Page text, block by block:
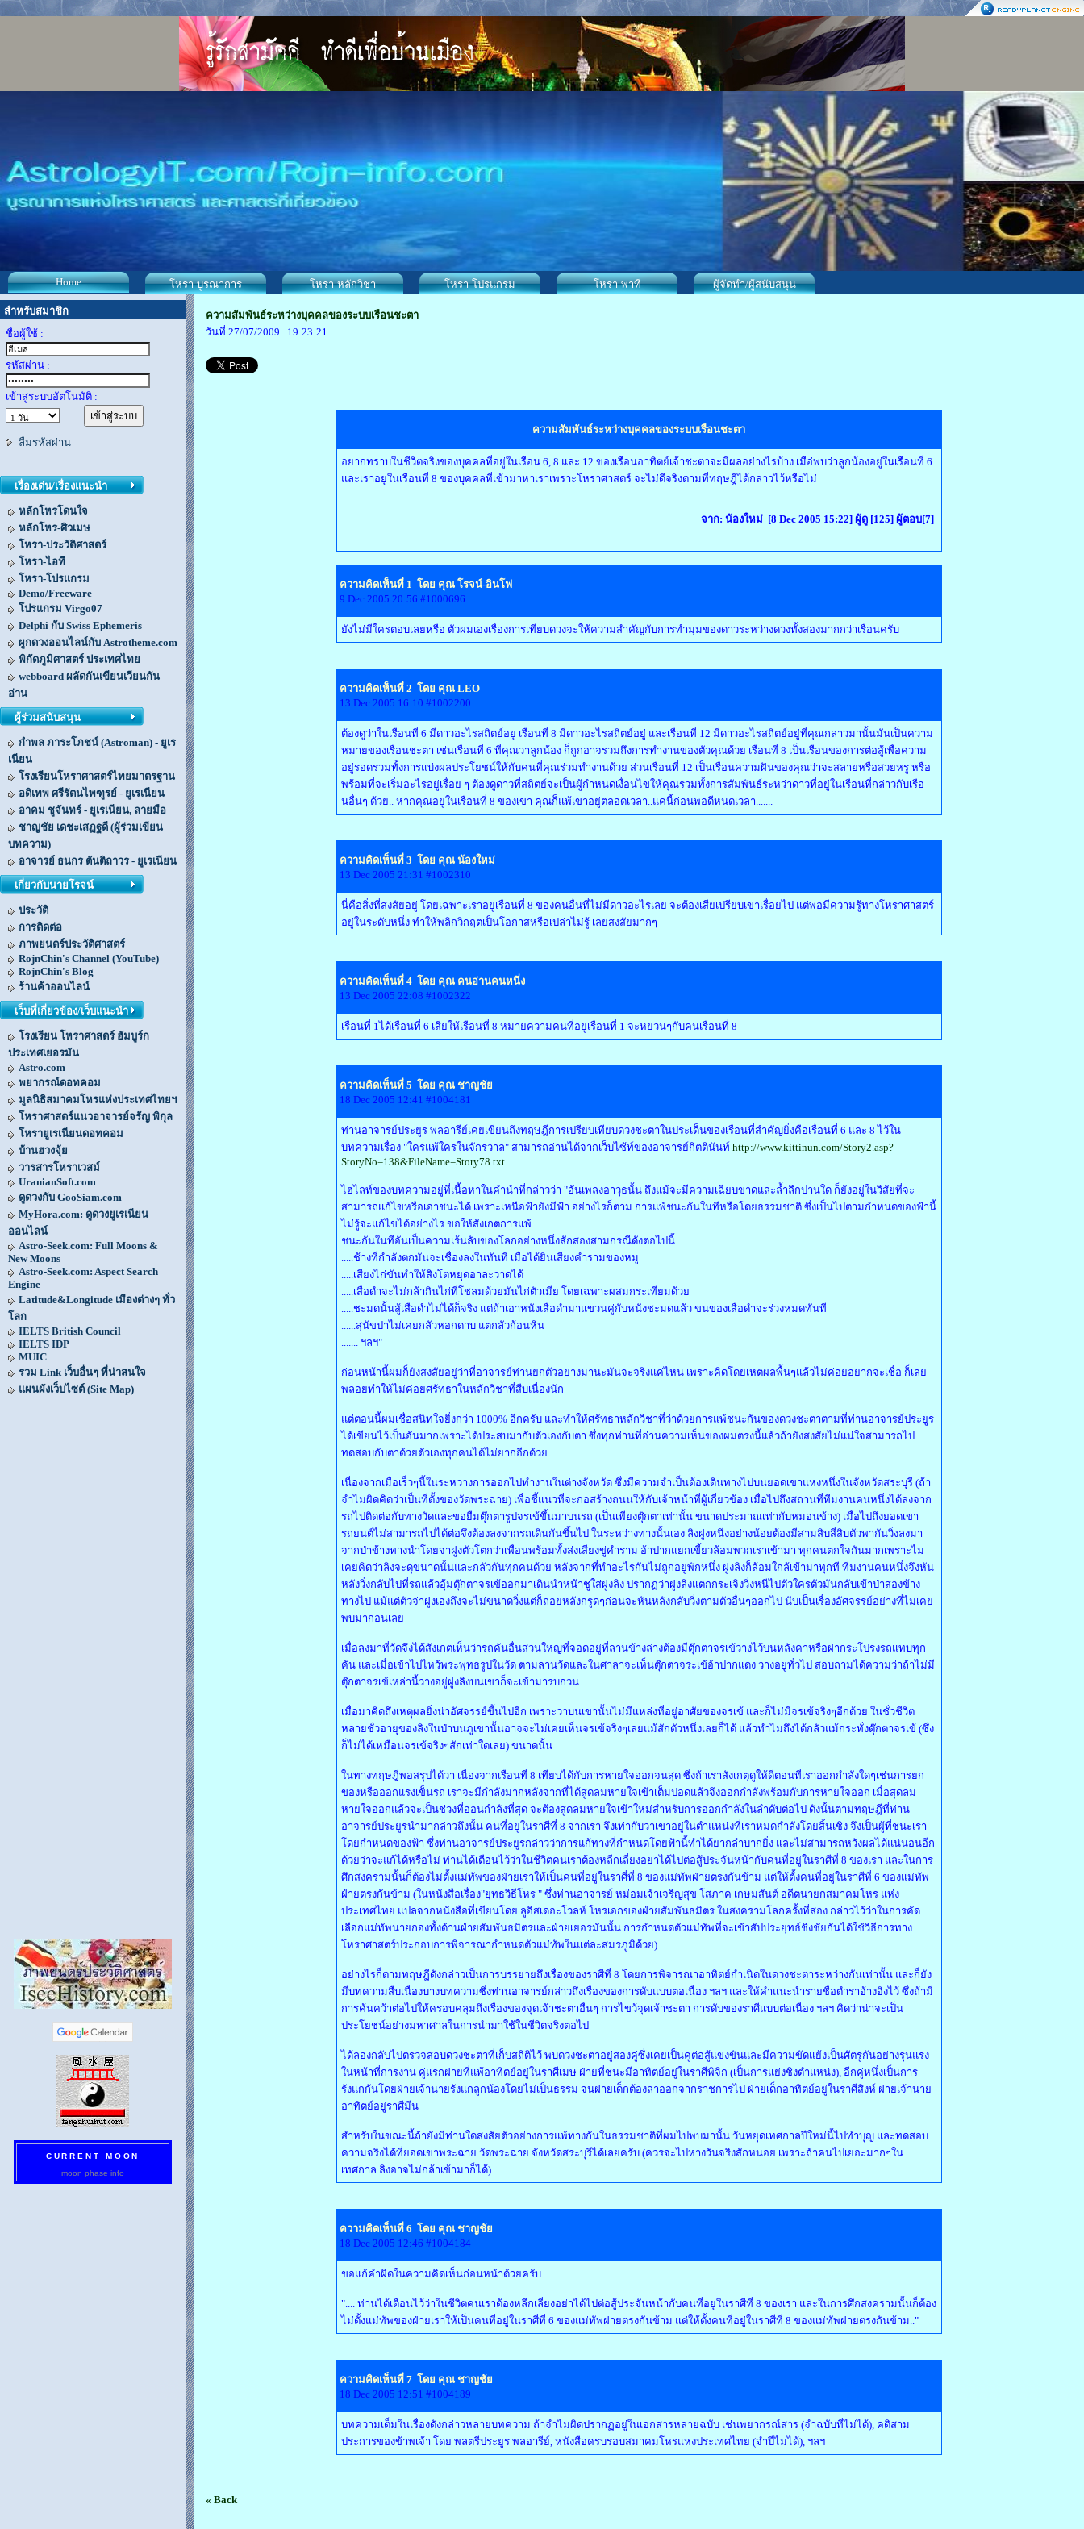
Home โหรา-บูรณาการ โหรา-หลักวิชา โหรา-โปรแกรม โหรา-พาที ผู้จัดทำ/ผู้สนับสนุน
สำหรับสมาชิก
ชื่อผู้ใช้ :
รหัสผ่าน :
เข้าสู่ระบบอัตโนมัติ :
ลืมรหัสผ่าน
เรื่องเด่น/เรื่องแนะนำ
หลักโหรโดนใจ
หลักโหร-ศิวเมษ
โหรา-ประวัติศาสตร์
โหรา-ไอที
โหรา-โปรแกรม
Demo/Freeware
โปรแกรม Virgo07
Delphi กับ Swiss Ephemeris
ผูกดวงออนไลน์กับ Astrotheme.com
พิกัดภูมิศาสตร์ ประเทศไทย
webboard ผลัดกันเขียนเวียนกัน
อ่าน
ผู้ร่วมสนับสนุน
กำพล ภาระโภชน์ (Astroman) - ยูเร
เนียน
โรงเรียนโหราศาสตร์ไทยมาตรฐาน
อดิเทพ ศรีรัตนไพฑูรย์ - ยูเรเนียน
อาคม ชูจันทร์ - ยูเรเนียน, ลายมือ
ชาญชัย เดชะเสฏฐดี (ผู้ร่วมเขียน
บทความ)
อาจารย์ ธนกร ตันติถาวร - ยูเรเนียน
เกี่ยวกับนายโรจน์
ประวัติ
การติดต่อ
ภาพยนตร์ประวัติศาสตร์
RojnChin's Channel (YouTube)
RojnChin's Blog
ร้านค้าออนไลน์
เว็บที่เกี่ยวข้อง/เว็บแนะนำ
โรงเรียน โหราศาสตร์ ฮัมบูร์ก
ประเทศเยอรมัน
Astro.com
พยากรณ์ดอทคอม
มูลนิธิสมาคมโหรแห่งประเทศไทยฯ
โหราศาสตร์แนวอาจารย์จรัญ พิกุล
โหรายูเรเนียนดอทคอม
บ้านฮวงจุ้ย
วารสารโหราเวสม์
UranianSoft.com
ดูดวงกับ GooSiam.com
MyHora.com: ดูดวงยูเรเนียน
ออนไลน์
Astro-Seek.com: Full Moons &
New Moons
Astro-Seek.com: Aspect Search
Engine
Latitude&Longitude เมืองต่างๆ ทั่ว
โลก
IELTS British Council
IELTS IDP
MUIC
รวม Link เว็บอื่นๆ ที่น่าสนใจ
แผนผังเว็บไซต์ (Site Map)
CURRENT MOON
moon phase info
ความสัมพันธ์ระหว่างบุคคลของระบบเรือนชะตา
วันที่ 27/07/2009 19:23:21
ความสัมพันธ์ระหว่างบุคคลของระบบเรือนชะตา
อยากทราบในชีวิตจริงของบุคคลที่อยู่ในเรือน 6, 8 และ 12 ของเรือนอาทิตย์เจ้าชะตาจะมีผลอย่างไรบ้าง เมือ่พบว่าลูกน้องอยู่ในเรือนที่ 6
และเราอยู่ในเรือนที่ 8 ของบุคคลที่เข้ามาหาเราเพราะโหราศาสตร์ จะไม่ดีจริงตามที่ทฤษฎีได้กล่าวไว้หรือไม่
จาก: น้องใหม่ [8 Dec 2005 15:22] ผู้ดู [125] ผู้ตอบ[7]
ความคิดเห็นที่ 1 โดย คุณ โรจน์-อินโฟ
9 Dec 2005 20:56 #1000696
ยังไม่มีใครตอบเลยหรือ ตัวผมเองเรื่องการเทียบดวงจะให้ความสำคัญกับการทำมุมของดาวระหว่างดวงทั้งสองมากกว่าเรือนครับ
ความคิดเห็นที่ 2 โดย คุณ LEO
13 Dec 2005 16:10 #1002200
ต้องดูว่าในเรือนที่ 6 มีดาวอะไรสถิตย์อยู่ เรือนที่ 8 มีดาวอะไรสถิตย์อยู่ และเรือนที่ 12 มีดาวอะไรสถิตย์อยู่ที่คุณกล่าวมานั้นมันเป็นความ
หมายของเรือนชะตา เช่นเรือนที่ 6 ที่คุณว่าลูกน้อง ก็ถูกอาจรวมถึงการทำงานของตัวคุณด้วย เรือนที่ 8 เป็นเรือนของการต่อสู้เพื่อความ
อยู่รอดรวมทั้งการแบ่งผลประโยชน์ให้กับคนที่คุณร่วมทำงานด้วย ส่วนเรือนที่ 12 เป็นเรือนความฝันของคุณว่าจะสลายหรือสวยหรู หรือ
พร้อมที่จะเริ่มอะไรอยู่เรื่อย ๆ ต้องดูดาวที่สถิตย์จะเป็นผู้กำหนดเงื่อนไขให้คุณรวมทั้งการสัมพันธ์ระหว่าดาวที่อยู่ในเรือนที่กล่าวกับเรือ
นอื่นๆ ด้วย.. หากคุณอยู่ในเรือนที่ 8 ของเขา คุณก็แพ้เขาอยู่ตลอดเวลา..แค่นี้ก่อนพอดีหนดเวลา.......
ความคิดเห็นที่ 3 โดย คุณ น้องใหม่
13 Dec 2005 21:31 #1002310
นี่คือสิ่งที่สงสัยอยู่ โดยเฉพาะเราอยู่เรือนที่ 8 ของคนอื่นที่ไม่มีดาวอะไรเลย จะต้องเสียเปรียบเขาเรื่อยไป แต่พอมีความรู้ทางโหราศาสตร์
อยู่ในระดับหนึ่ง ทำให้พลิกวิกฤตเป็นโอกาสหรือเปล่าไม่รู้ เลยสงสัยมากๆ
ความคิดเห็นที่ 4 โดย คุณ คนอ่านคนหนึ่ง
13 Dec 2005 22:08 #1002322
เรือนที่ 1ได้เรือนที่ 6 เสียให้เรือนที่ 8 หมายความคนที่อยู่เรือนที่ 1 จะหยวนๆกับคนเรือนที่ 8
ความคิดเห็นที่ 5 โดย คุณ ชาญชัย
18 Dec 2005 12:41 #1004181
ท่านอาจารย์ประยูร พลอารีย์เคยเขียนถึงทฤษฎีการเปรียบเทียบดวงชะตาในประเด็นของเรือนที่สำคัญยิ่งคือเรื่อนที่ 6 และ 8 ไว้ใน
บทความเรื่อง "ใครแพ้ใครในจักรวาล" สามารถอ่านได้จากเว็บไซ้ท์ของอาจารย์กิตตินันท์ http://www.kittinun.com/Story2.asp?
StoryNo=138&FileName=Story78.txt
ไฮไลท์ของบทความอยู่ที่เนื้อหาในคำนำที่กล่าวว่า "อันเพลงอาวุธนั้น ถึงแม้จะมีความเฉียบขาดและล้ำลึกปานใด ก็ยังอยู่ในวิสัยที่จะ
สามารถแก้ไขหรือเอาชนะได้ เพราะเหนือฟ้ายังมีฟ้า อย่างไรก็ตาม การแพ้ชนะกันในทีหรือโดยธรรมชาติ ซึ่งเป็นไปตามกำหนดของฟ้านี้
ไม่รู้จะแก้ไขได้อย่างไร ขอให้สังเกตการแพ้
ชนะกันในทีอันเป็นความเร้นลับของโลกอย่างหนึ่งสักสองสามกรณีดังต่อไปนี้
.....ช้างที่กำลังตกมันจะเชื่องลงในทันที เมื่อได้ยินเสียงคำรามของหมู
.....เสียงไก่ขันทำให้สิงโตหยุดอาละวาดได้
.....เสือดำจะไม่กล้ากินไก่ที่โชลมด้วยมันไก่ตัวเมีย โดยเฉพาะผสมกระเทียมด้วย
.....ชะมดนั้นสู้เสือดำไม่ได้ก็จริง แต่ถ้าเอาหนังเสือดำมาแขวนคู่กับหนังชะมดแล้ว ขนของเสือดำจะร่วงหมดทันที
......สุนัขป่าไม่เคยกลัวหอกดาบ แต่กลัวก้อนหิน
....... ฯลฯ"
ก่อนหน้านี้ผมก็ยังสงสัยอยู่ว่าที่อาจารย์ท่านยกตัวอย่างมานะมันจะจริงแค่ไหน เพราะคิดโดยเหตผลพื้นๆแล้วไม่ค่อยอยากจะเชื่อ ก็เลย
พลอยทำให้ไม่ค่อยศรัทธาในหลักวิชาที่สืบเนื่องนัก
แต่ตอนนี้ผมเชื่อสนิทใจยิ่งกว่า 1000% อีกครับ และทำให้ศรัทธาหลักวิชาที่ว่าด้วยการแพ้ชนะกันของดวงชะตาตามที่ท่านอาจารย์ประยูร
ได้เขียนไว้เป็นอันมากเพราะได้ประสบมากับตัวเองกับตา ซึ่งทุกท่านที่อ่านความเห็นของผมตรงนี้แล้วถ้ายังสงสัยไม่แน่ใจสามารถไป
ทดสอบกับตาด้วยตัวเองทุกคนได้ไม่ยากอีกด้วย
เนื่องจากเมื่อเร็วๆนี้ในระหว่างการออกไปทำงานในต่างจังหวัด ซึ่งมีความจำเป็นต้องเดินทางไปบนยอดเขาแห่งหนึ่งในจังหวัดสระบุรี (ถ้า
จำไม่ผิดคิดว่าเป็นที่ตั้งของวัดพระฉาย) เพื่อชี้แนวที่จะก่อสร้างถนนให้กับเจ้าหน้าที่ผู้เกี่ยวข้อง เมื่อไปถึงสถานที่ทีมงานคนหนึ่งได้ลงจาก
รถไปติดต่อกับทางวัดและขอยืมตุ๊กตารูปจรเข้ขึ้นมาบนรถ (เป็นเพียงตุ๊กตาเท่านั้น ขนาดประมาณเท่ากับหมอนข้าง) เมื่อไปถึงยอดเขา
รถยนต์ไม่สามารถไปได้ต่อจึงต้องลงจากรถเดินกันขึ้นไป ในระหว่างทางนั้นเอง ลิงฝูงหนึ่งอย่างน้อยต้องมีสามสิบสี่สิบตัวพากันวิ่งลงมา
จากป่าข้างทางนำโดยจ่าฝูงตัวโตกว่าเพื่อนพร้อมทั้งส่งเสียงขู่คำราม อ้าปากแยกเขี้ยวล้อมพวกเราเข้ามา ทุกคนตกใจกันมากเพราะไม่
เคยคิดว่าลิงจะดุขนาดนั้นและกลัวกันทุกคนด้วย หลังจากที่ทำอะไรกันไม่ถูกอยู่พักหนึ่ง ฝูงลิงก็ล้อมใกล้เข้ามาทุกที ทีมงานคนหนึ่งจึงหัน
หลังวิ่งกลับไปที่รถแล้วอุ้มตุ๊กตาจรเข้ออกมาเดินนำหน้าชูใส่ฝูงลิง ปรากฏว่าฝูงลิงแตกกระเจิงวิ่งหนีไปตัวใครตัวมันกลับเข้าป่าสองข้าง
ทางไป แม้แต่ตัวจ่าฝูงเองถึงจะไม่ขนาดวิ่งแต่ก็ถอยหลังกรูดๆก่อนจะหันหลังกลับวิ่งตามตัวอื่นๆออกไป นับเป็นเรื่องอัศจรรย์อย่างที่ไม่เคย
พบมาก่อนเลย
เมื่อลงมาที่วัดจึงได้สังเกตเห็นว่ารถคันอื่นส่วนใหญ่ที่จอดอยู่ที่ลานข้างล่างต้องมีตุ๊กตาจรเข้วางไว้บนหลังคาหรือฝากระโปรงรถแทบทุก
คัน และเมื่อเข้าไปไหว้พระพุทธรูปในวัด ตามลานวัดและในศาลาจะเห็นตุ๊กตาจระเข้อ้าปากแดง วางอยู่ทั่วไป สอบถามได้ความว่าถ้าไม่มี
ตุ๊กตาจรเข้เหล่านี้วางอยู่ฝูงลิงบนเขาก็จะเข้ามารบกวน
เมื่อมาคิดถึงเหตุผลยิ่งน่าอัศจรรย์ขี้นไปอีก เพราะว่าบนเขานั้นไม่มีแหล่งที่อยู่อาศัยของจรเข้ และก็ไม่มีจรเข้จริงๆอีกด้วย ในชั่วชีวิต
หลายชั่วอายุของลิงในป่าบนภูเขานั้นอาจจะไม่เคยเห็นจรเข้จริงๆเลยแม้สักตัวหนึ่งเลยก็ได้ แล้วทำไมถึงได้กลัวแม้กระทั่งตุ๊กตาจรเข้ (ซึ่ง
ก็ไม่ได้เหมือนจรเข้จริงๆสักเท่าใดเลย) ขนาดนั้น
ในทางทฤษฎีพอสรุปได้ว่า เนื่องจากเรือนที่ 8 เทียบได้กับการหายใจออกจนสุด ซึ่งถ้าเราสังเกตุดูให้ดีตอนที่เราออกกำลังใดๆเช่นการยก
ของหรือออกแรงเข็นรถ เราจะมีกำลังมากหลังจากที่ได้สูดลมหายใจเข้าเต็มปอดแล้วจึงออกกำลังพร้อมกับการหายใจออก เมื่อสุดลม
หายใจออกแล้วจะเป็นช่วงที่อ่อนกำลังที่สุด จะต้องสูดลมหายใจเข้าใหม่สำหรับการออกกำลังในลำดับต่อไป ดังนั้นตามทฤษฎีที่ท่าน
อาจารย์ประยูรนำมากล่าวถึงนั้น คนที่อยู่ในราศีที่ 8 จากเรา จึงเท่ากับว่าเขาอยู่ในตำแหน่งที่เราหมดกำลังโดยสิ้นเชิง จึงเป็นผู้ที่ชนะเรา
โดยกำหนดของฟ้า ซึ่งท่านอาจารย์ประยูรกล่าวว่าการแก้ทางที่กำหนดโดยฟ้านี้ทำได้ยากลำบากยิ่ง และไม่สามารถหวังผลได้แน่นอนอีก
ด้วยว่าจะแก้ได้หรือไม่ ท่านได้เตือนไว้ว่าในชีวิตคนเราต้องหลีกเลี่ยงอย่าได้ไปต่อสู้ประจันหน้ากับคนที่อยู่ในราศีที่ 8 ของเรา และในการ
ศึกสงครามนั้นก็ต้องไม่ตั้งแม่ทัพของฝ่ายเราให้เป็นคนที่อยู่ในราศี่ที่ 8 ของแม่ทัพฝ่ายตรงกันข้าม แต่ให้ตั้งคนที่อยู่ในราศีที่ 6 ของแม่ทัพ
ฝ่ายตรงกันข้าม (ในหนังสือเรื่อง"ยุทธวิธีโหร " ซึ่งท่านอาจารย์ หม่อมเจ้าเจริญสุข โสภาค เกษมสันต์ อดีตนายกสมาคมโหร แห่ง
ประเทศไทย แปลจากหนังสือที่เขียนโดย ลูอิสเดอะโวลห์ โหรเอกของฝ่ายสัมพันธมิตร ในสงครามโลกครั้งที่สอง กล่าวไว้ว่าในการคัด
เลือกแม่ทัพนายกองทั้งด้านฝ่ายสัมพันธมิตรและฝ่ายเยอรมันนั้น การกำหนดตัวแม่ทัพที่จะเข้าสัปประยุทธ์ชิงชัยกันได้ใช้วิธีการทาง
โหราศาสตร์ประกอบการพิจารณากำหนดตัวแม่ทัพในแต่ละสมรภูมิด้วย)
อย่างไรก็ตามทฤษฎีดังกล่าวเป็นการบรรยายถึงเรื่องของราศีที่ 8 โดยการพิจารณาอาทิตย์กำเนิดในดวงชะตาระหว่างกันเท่านั้น และก็ยัง
มีบทความสืบเนื่องบางบทความซึ่งท่านอาจารย์กล่าวถึงเรื่องของการดับแบบต่อเนื่อง ฯลฯ และให้คำแนะนำรายชื่อตำราอ้างอิงไว้ ซึ่งถ้ามี
การค้นคว้าต่อไปให้ครอบคลุมถึงเรื่องของจุดเจ้าชะตาอื่นๆ การไขว้จุดเจ้าชะตา การดับของราศีแบบต่อเนื่อง ฯลฯ คิดว่าน่าจะเป็น
ประโยชน์อย่างมหาศาลในการนำมาใช้ในชีวิตจริงต่อไป
ได้ลองกลับไปตรวจสอบดวงชะตาที่เก็บสถิติไว้ พบดวงชะตาอยู่สองคู่ซึ่งเคยเป็นคู่ต่อสู้แข่งขันและมีความขัดแย้งเป็นศัตรูกันอย่างรุนแรง
ในหน้าที่การงาน คู่แรกฝ่ายที่แพ้อาทิตย์อยู่ในราศีเมษ ฝ่ายที่ชนะมีอาทิตย์อยู่ในราศีพิจิก (เป็นการแย่งชิงตำแหน่ง), อีกคู่หนึ่งเป็นการ
รังแกกันโดยฝ่ายเจ้านายรังแกลูกน้องโดยไม่เป็นธรรม จนฝ่ายเด็กต้องลาออกจากราชการไป ฝ่ายเด็กอาทิตย์อยู่ในราศีสิงห์ ฝ่ายเจ้านาย
อาทิตย์อยู่ราศีมีน
สำหรับในขณะนี้ถ้ายังมีท่านใดสงสัยตัวอย่างการแพ้ทางกันในธรรมชาติที่ผมไปพบมานั้น วันหยุดเทศกาลปีใหม่นี้ไปทำบุญ และทดสอบ
ความจริงได้ที่ยอดเขาพระฉาย วัดพระฉาย จังหวัดสระบุรีได้เลยครับ (ควรจะไปห่างวันจริงสักหน่อย เพราะถ้าคนไปเยอะมากๆใน
เทศกาล ลิงอาจไม่กล้าเข้ามาก็ได้)
ความคิดเห็นที่ 6 โดย คุณ ชาญชัย
18 Dec 2005 12:46 #1004184
ขอแก้คำผิดในความคิดเห็นก่อนหน้าด้วยครับ
".... ท่านได้เตือนไว้ว่าในชีวิตคนเราต้องหลีกเลี่ยงอย่าได้ไปต่อสู้ประจันหน้ากับคนที่อยู่ในราศีที่ 8 ของเรา และในการศึกสงครามนั้นก็ต้อง
ไม่ตั้งแม่ทัพของฝ่ายเราให้เป็นคนที่อยู่ในราศี่ที่ 6 ของแม่ทัพฝ่ายตรงกันข้าม แต่ให้ตั้งคนที่อยู่ในราศีที่ 8 ของแม่ทัพฝ่ายตรงกันข้าม.."
ความคิดเห็นที่ 7 โดย คุณ ชาญชัย
18 Dec 2005 12:51 #1004189
บทความเต็มในเรื่องดังกล่าวหลายบทความ ถ้าจำไม่ผิดปรากฏอยู่ในเอกสารหลายฉบับ เช่นพยากรณ์สาร (จำฉบับที่ไม่ได้), คติสาม
ประการของข้าพเจ้า โดย พลตรีประยูร พลอารีย์, หนังสือครบรอบสมาคมโหรแห่งประเทศไทย (จำปีไม่ได้), ฯลฯ
« Back